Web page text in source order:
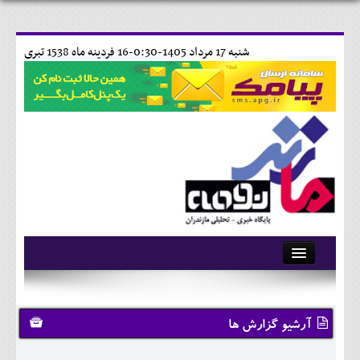
16 فردينه ماه 1538 تبری شنبه 17 مرداد 1405-0:30-
آرشیو
تماس با ما
وبلاگ
آرشیو گزارش ها